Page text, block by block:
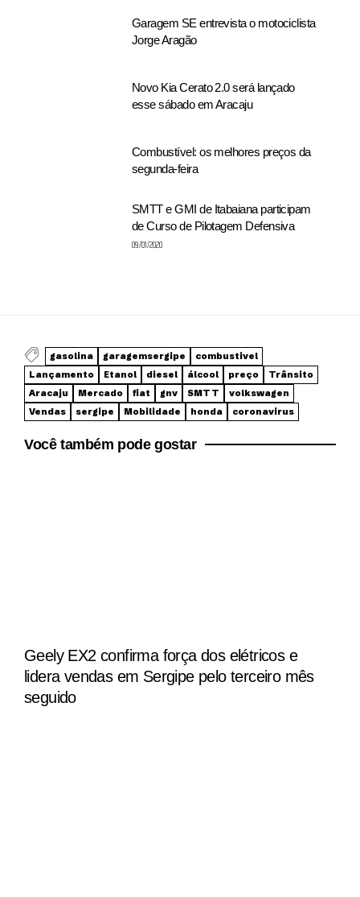
Garagem SE entrevista o motociclista
Jorge Aragão
Novo Kia Cerato 2.0 será lançado
esse sábado em Aracaju
Combustível: os melhores preços da
segunda-feira
SMTT e GMI de Itabaiana participam
de Curso de Pilotagem Defensiva
09/01/2020
gasolina garagemsergipe
combustivel
Lançamento
Etanol diesel álcool preço
Trânsito
Aracaju
Mercado fiat gnv SMTT
volkswagen
Vendas
sergipe Mobilidade honda coronavirus
Você também pode gostar
Geely EX2 confirma força dos elétricos e
lidera vendas em Sergipe pelo terceiro mês
seguido